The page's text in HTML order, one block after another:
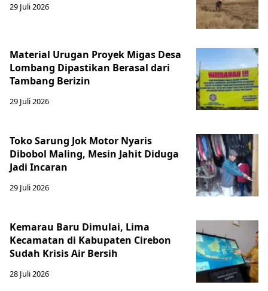
29 Juli 2026
Material Urugan Proyek Migas Desa
Lombang Dipastikan Berasal dari
Tambang Berizin
29 Juli 2026
Toko Sarung Jok Motor Nyaris
Dibobol Maling, Mesin Jahit Diduga
Jadi Incaran
29 Juli 2026
Kemarau Baru Dimulai, Lima
Kecamatan di Kabupaten Cirebon
Sudah Krisis Air Bersih
28 Juli 2026